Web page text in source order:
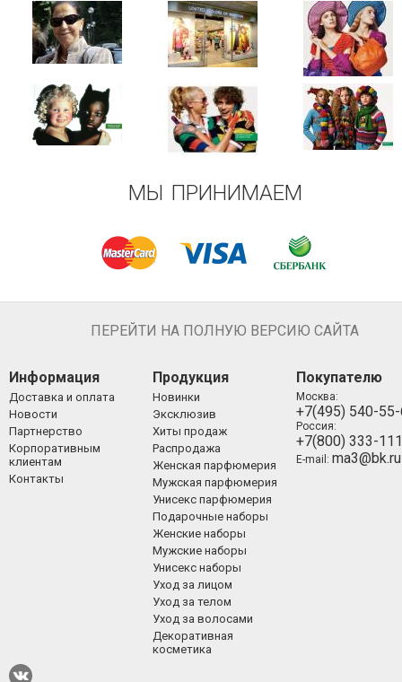
МЫ ПРИНИМАЕМ
ПЕРЕЙТИ НА ПОЛНУЮ ВЕРСИЮ САЙТА
Информация
Доставка и оплата
Новости
Партнерство
Корпоративным
клиентам
Контакты
Продукция
Новинки
Эксклюзив
Хиты продаж
Распродажа
Женская парфюмерия
Мужская парфюмерия
Унисекс парфюмерия
Подарочные наборы
Женские наборы
Мужские наборы
Унисекс наборы
Уход за лицом
Уход за телом
Уход за волосами
Декоративная
косметика
Покупателю
Москва:
+7(495) 540-
Россия:
+7(800) 333-
E-mail: ma3@bk.ru